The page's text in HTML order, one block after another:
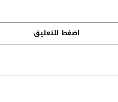
اضغط للتعليق